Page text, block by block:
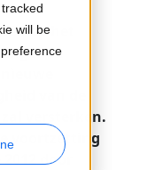
will be
op het
in
van de
zal versterken.
voortzetting
door